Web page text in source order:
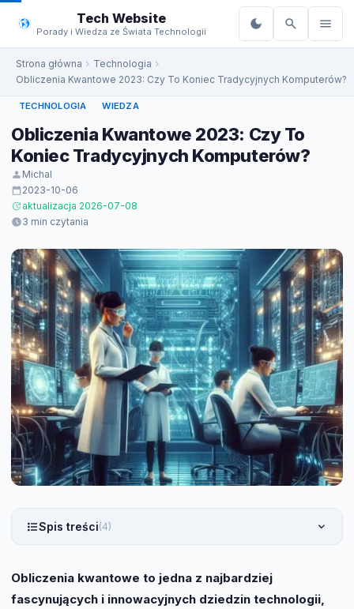
do
treści
Tech Website
Porady i Wiedza ze Świata Technologii
Strona główna
Technologia
Obliczenia Kwantowe 2023: Czy To Koniec Tradycyjnych Komputerów?
TECHNOLOGIA WIEDZA
Obliczenia Kwantowe 2023: Czy To
Koniec Tradycyjnych Komputerów?
Michal
2023-10-06
aktualizacja 2026-07-08
3 min czytania
Spis treści(4)
Obliczenia kwantowe to jedna z najbardziej
fascynujących i innowacyjnych dziedzin technologii,